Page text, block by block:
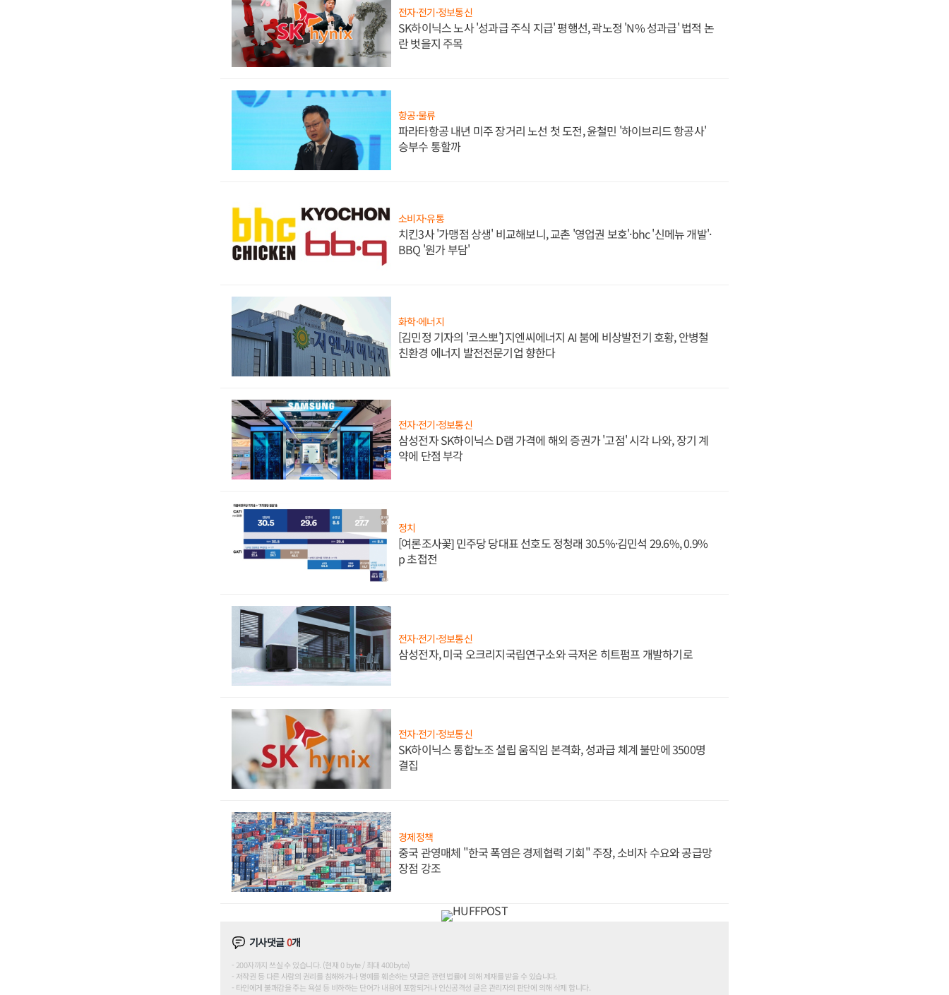
전자·전기·정보통신
SK하이닉스 노사 '성과급 주식 지급' 평행선, 곽노정 'N% 성과급' 법적 논
란 벗을지 주목
항공·물류
파라타항공 내년 미주 장거리 노선 첫 도전, 윤철민 '하이브리드 항공사'
승부수 통할까
소비자·유통
치킨3사 '가맹점 상생' 비교해보니, 교촌 '영업권 보호'·bhc '신메뉴 개발'·
BBQ '원가 부담'
화학·에너지
[김민정 기자의 '코스뽀'] 지엔씨에너지 AI 붐에 비상발전기 호황, 안병철
친환경 에너지 발전전문기업 향한다
전자·전기·정보통신
삼성전자 SK하이닉스 D램 가격에 해외 증권가 '고점' 시각 나와, 장기 계
약에 단점 부각
정치
[여론조사꽃] 민주당 당대표 선호도 정청래 30.5%·김민석 29.6%, 0.9%
p 초접전
전자·전기·정보통신
삼성전자, 미국 오크리지국립연구소와 극저온 히트펌프 개발하기로
전자·전기·정보통신
SK하이닉스 통합노조 설립 움직임 본격화, 성과급 체계 불만에 3500명
결집
경제정책
중국 관영매체 "한국 폭염은 경제협력 기회" 주장, 소비자 수요와 공급망
장점 강조
기사댓글0개
200자까지 쓰실 수 있습니다. (현재 0 byte / 최대 400byte)
저작권 등 다른 사람의 권리를 침해하거나 명예를 훼손하는 댓글은 관련 법률에 의해 제재를 받을 수 있습니다.
타인에게 불쾌감을 주는 욕설 등 비하하는 단어가 내용에 포함되거나 인신공격성 글은 관리자의 판단에 의해 삭제 합니다.